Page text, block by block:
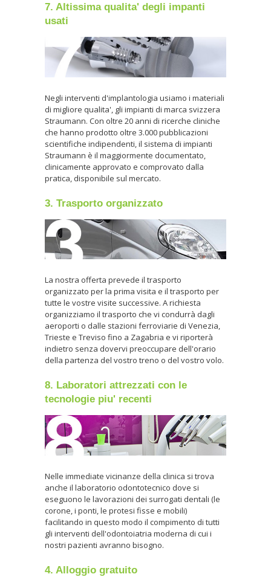
7. Altissima qualita' degli impanti
usati
Negli interventi d'implantologia usiamo i materiali
di migliore qualita', gli impianti di marca svizzera
Straumann. Con oltre 20 anni di ricerche cliniche
che hanno prodotto oltre 3.000 pubblicazioni
scientifiche indipendenti, il sistema di impianti
Straumann è il maggiormente documentato,
clinicamente approvato e comprovato dalla
pratica, disponibile sul mercato.
3. Trasporto organizzato
La nostra offerta prevede il trasporto
organizzato per la prima visita e il trasporto per
tutte le vostre visite successive. A richiesta
organizziamo il trasporto che vi condurrà dagli
aeroporti o dalle stazioni ferroviarie di Venezia,
Trieste e Treviso fino a Zagabria e vi riporterà
indietro senza dovervi preoccupare dell'orario
della partenza del vostro treno o del vostro volo.
8. Laboratori attrezzati con le
tecnologie piu' recenti
Nelle immediate vicinanze della clinica si trova
anche il laboratorio odontotecnico dove si
eseguono le lavorazioni dei surrogati dentali (le
corone, i ponti, le protesi fisse e mobili)
facilitando in questo modo il compimento di tutti
gli interventi dell'odontoiatria moderna di cui i
nostri pazienti avranno bisogno.
4. Alloggio gratuito